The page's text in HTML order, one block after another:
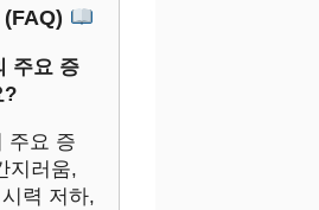
주요 증
?
주요 증
지러움,
력 저하,